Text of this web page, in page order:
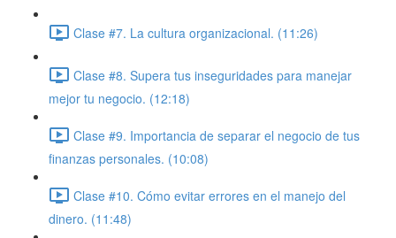
Clase #7. La cultura organizacional. (11:26)
Clase #8. Supera tus inseguridades para manejar
mejor tu negocio. (12:18)
Clase #9. Importancia de separar el negocio de tus
finanzas personales. (10:08)
Clase #10. Cómo evitar errores en el manejo del
dinero. (11:48)